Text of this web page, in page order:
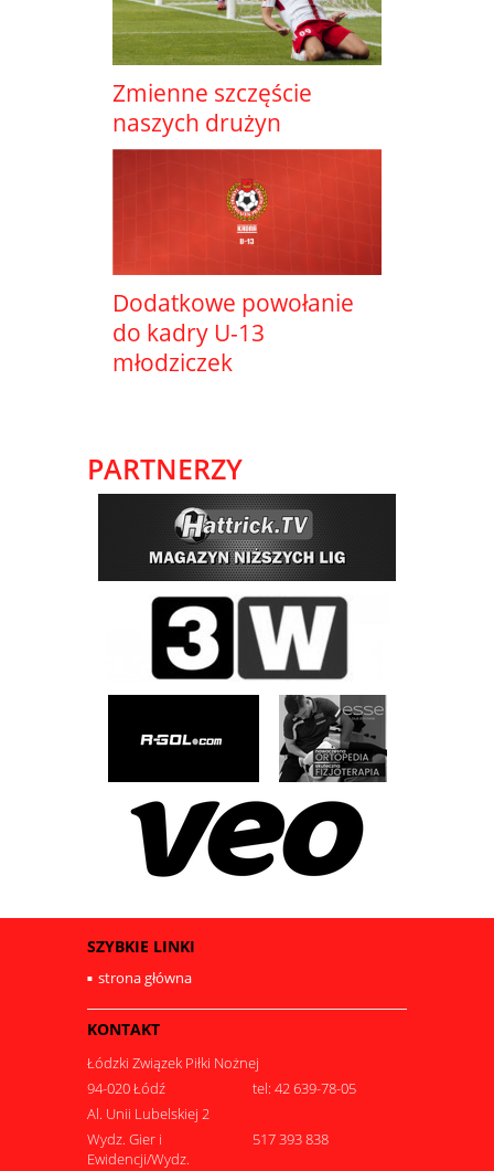
Zmienne szczęście
naszych drużyn
Dodatkowe powołanie
do kadry U-13
młodziczek
PARTNERZY
SZYBKIE LINKI
strona główna
KONTAKT
Łódzki Związek Piłki Nożnej
94-020 Łódź
tel: 42 639-78-05
Al. Unii Lubelskiej 2
Wydz. Gier i
Ewidencji/Wydz.
517 393 838